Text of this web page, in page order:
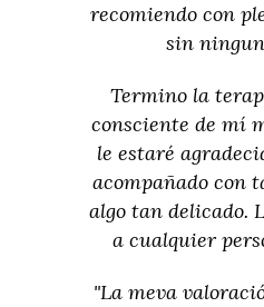
recomiendo con
sin
Termino la
consciente de mí
le estaré
acompañado con
algo tan delicado.
a cualquier
"La meva